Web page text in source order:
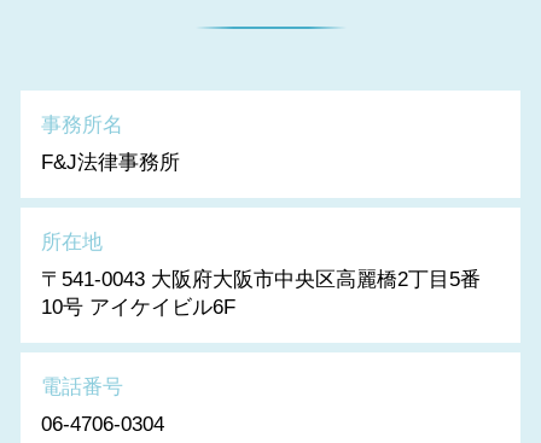
事務所名
F&J法律事務所
所在地
〒541-0043 大阪府大阪市中央区高麗橋2丁目5番
10号 アイケイビル6F
電話番号
06-4706-0304